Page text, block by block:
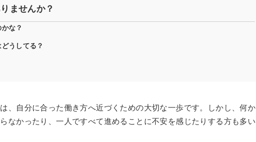
ませんか？
な？
うしてる？
、自分に合った働き方へ近づくための大切な一歩です。しかし、何か
なかったり、一人ですべて進めることに不安を感じたりする方も多い